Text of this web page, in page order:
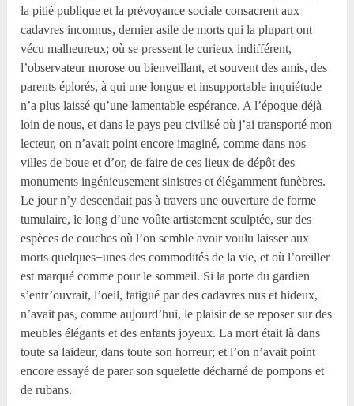
la pitié publique et la prévoyance sociale consacrent aux
cadavres inconnus, dernier asile de morts qui la plupart ont
vécu malheureux; où se pressent le curieux indifférent,
l’observateur morose ou bienveillant, et souvent des amis, des
parents éplorés, à qui une longue et insupportable inquiétude
n’a plus laissé qu’une lamentable espérance. A l’époque déjà
loin de nous, et dans le pays peu civilisé où j’ai transporté mon
lecteur, on n’avait point encore imaginé, comme dans nos
villes de boue et d’or, de faire de ces lieux de dépôt des
monuments ingénieusement sinistres et élégamment funèbres.
Le jour n’y descendait pas à travers une ouverture de forme
tumulaire, le long d’une voûte artistement sculptée, sur des
espèces de couches où l’on semble avoir voulu laisser aux
morts quelques−unes des commodités de la vie, et où l’oreiller
est marqué comme pour le sommeil. Si la porte du gardien
s’entr’ouvrait, l’oeil, fatigué par des cadavres nus et hideux,
n’avait pas, comme aujourd’hui, le plaisir de se reposer sur des
meubles élégants et des enfants joyeux. La mort était là dans
toute sa laideur, dans toute son horreur; et l’on n’avait point
encore essayé de parer son squelette décharné de pompons et
de rubans.